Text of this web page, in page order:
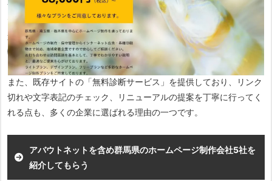
能なライトプランから、自由度の高いフリーレイアウトプランま
で、幅広いニーズに応える料金体系を整えています。製造、運送、
造園など多岐にわたる業界での実績があり、どのような業種でも柔
軟に対応可能です。
また、既存サイトの「無料診断サービス」を提供しており、リンク
切れや文字表記のチェック、リニューアルの提案を丁寧に行ってく
れる点も、多くの企業に選ばれる理由の一つです。
アバウトネットを含め群馬県のホームページ制作会社5社を
紹介してもらう